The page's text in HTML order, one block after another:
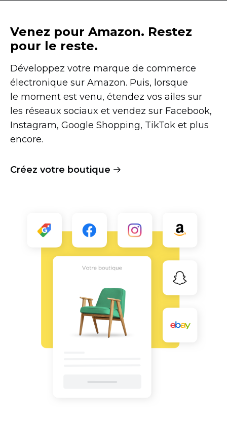
Venez pour Amazon. Restez
pour le reste.
Développez votre marque de commerce
électronique sur Amazon. Puis, lorsque
le moment est venu, étendez vos ailes sur
les réseaux sociaux et vendez sur Facebook,
Instagram, Google Shopping, TikTok et plus
encore.
Créez votre boutique